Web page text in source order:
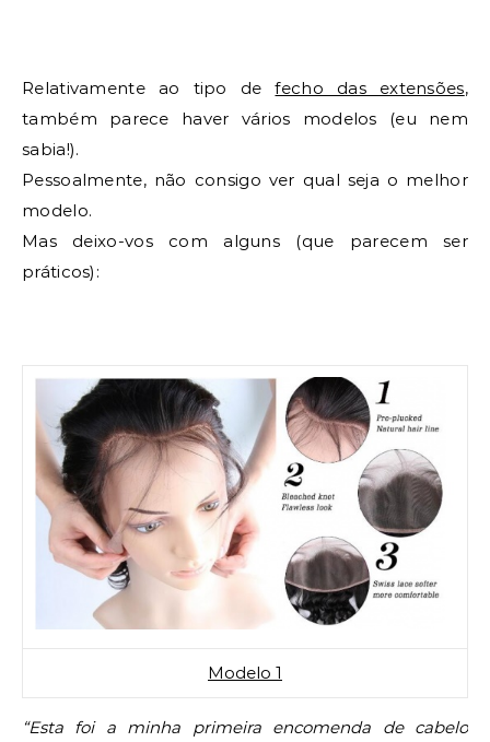
Relativamente ao tipo defecho das extensões,
também parece haver vários modelos (eu nem
sabia!).
Pessoalmente, não consigo ver qual seja o melhor
modelo.
Mas deixo-vos com alguns (que parecem ser
práticos):
Modelo 1
“Esta foi a minha primeira encomenda de cabelo